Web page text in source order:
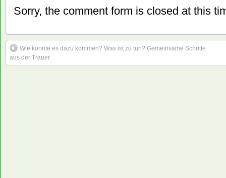
Sorry, the comment form is closed at this
Wie konnte es dazu kommen? Was ist zu tun? Gemeinsame Schritte
aus der Trauer